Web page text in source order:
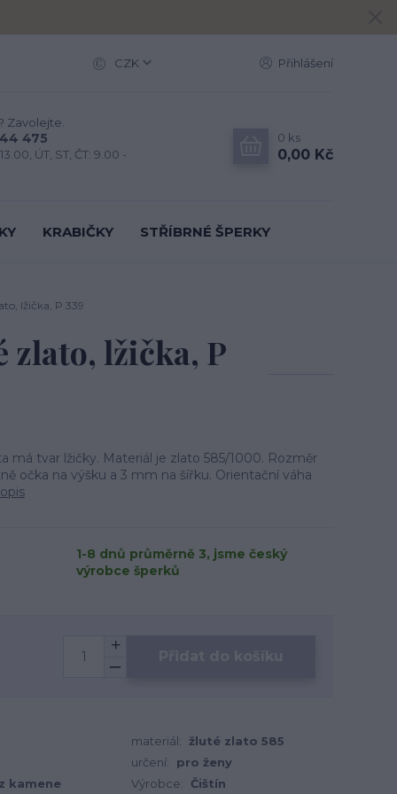
CZK Přihlášení
Zavolejte.
475
ÚT, ST, ČT: 9.00 -
0 ks
0,00 Kč
KRABIČKY STŘÍBRNÉ ŠPERKY
lžička, P 339
zlato, lžička, P
má tvar lžičky. Materiál je zlato 585/1000. Rozměr
očka na výšku a 3 mm na šířku. Orientační váha
1-8 dnů průměrně 3, jsme český
výrobce šperků
materiál:
žluté zlato 585
určení:
pro ženy
kamene Výrobce: Čištín